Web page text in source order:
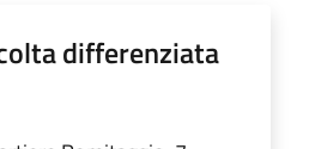
differenziata